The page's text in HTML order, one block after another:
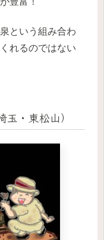
という組み合わ
れるのではない
・東松山）